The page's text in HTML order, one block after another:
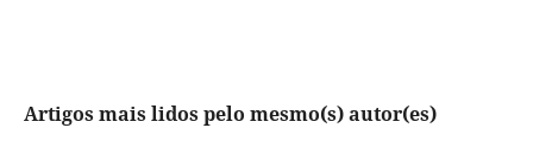
Artigos mais lidos pelo mesmo(s) autor(es)